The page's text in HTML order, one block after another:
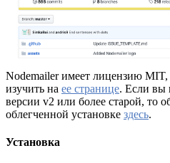
Nodemailer имеет лицензию
изучить на ее странице. Если вы
версии v2 или более старой, то
облегченной установке здесь.
Установка